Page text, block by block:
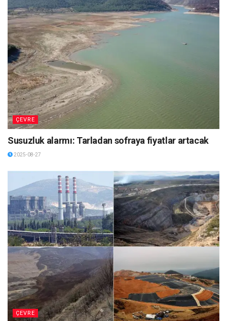
ÇEVRE
Susuzluk alarmı: Tarladan sofraya fiyatlar artacak
2025-08-27
ÇEVRE